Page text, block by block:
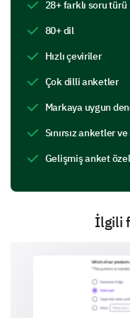
What area do you
Your Menu
Understanding your
What were your
Example 2
28+ farklı soru türü
80+ dil
Hızlı çeviriler
Çok dilli anketler
Markaya uygun
Sınırsız anketler
Gelişmiş anket
İlgili